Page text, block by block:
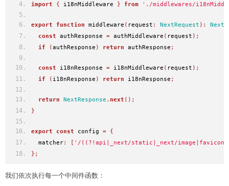
import
{ i18nMiddleware } from './middlewares/
export function middleware ( request : NextRequest ):
const authResponse = authMiddleware ( request );
if
(authResponse ) return authResponse ;
const i18nResponse = i18nMiddleware ( request );
if
( i18nResponse ) return i18nResponse ;
return NextResponse . next ();
}
export const config =
{
  matcher
: [ '/((?!api|_next/static|_next/
};
我们依次执行每一个中间件函数：